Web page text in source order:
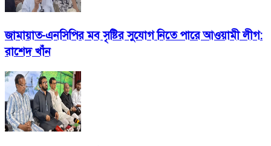
জামায়াত-এনসিপির মব সৃষ্টির সুযোগ নিতে পারে আওয়ামী লীগ:
রাশেদ খাঁন